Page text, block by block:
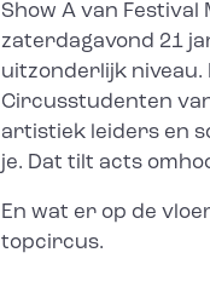
Show A van Festival
zaterdagavond 21
uitzonderlijk
Circusstudenten
artistiek leiders en
je. Dat tilt acts
En wat er op de
topcircus.